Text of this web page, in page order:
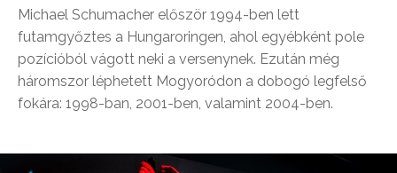
Michael Schumacher először 1994-ben lett
futamgyőztes a Hungaroringen, ahol egyébként pole
pozícióból vágott neki a versenynek. Ezután még
háromszor léphetett Mogyoródon a dobogó legfelső
fokára: 1998-ban, 2001-ben, valamint 2004-ben.